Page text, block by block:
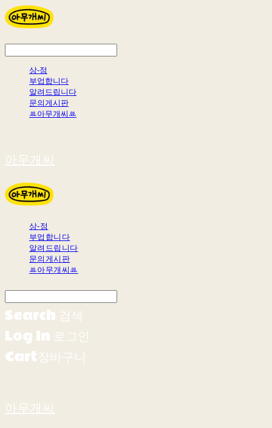
상-점
부업합니다
알려드립니다
문의게시판
ꔛ아무개씨ꔛ
아무개씨
상-점
부업합니다
알려드립니다
문의게시판
ꔛ아무개씨ꔛ
Search 검색
Log In 로그인
Cart장바구니
아무개씨